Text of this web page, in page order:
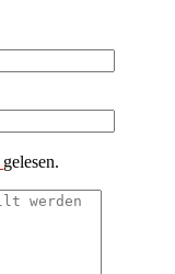
gelesen.